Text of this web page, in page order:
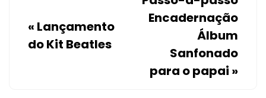
« Lançamento
do Kit Beatles
Encadernação
Álbum
Sanfonado
para o papai »